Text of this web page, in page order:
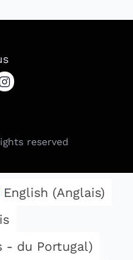
reserved
English (Anglais)
- du Portugal)